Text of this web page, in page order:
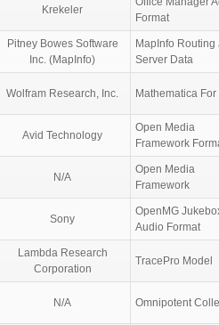
Krekeler
Format
Pitney Bowes Software
Inc. (MapInfo)
MapInfo Routing
Server Data
Wolfram Research, Inc. Mathematica For
Avid Technology
Open Media
Framework
N/A
Open Media
Framework
Sony
OpenMG
Audio Format
Lambda Research
Corporation
TracePro Model
N/A Omnipotent